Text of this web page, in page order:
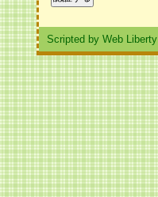
Scripted by Web Liberty